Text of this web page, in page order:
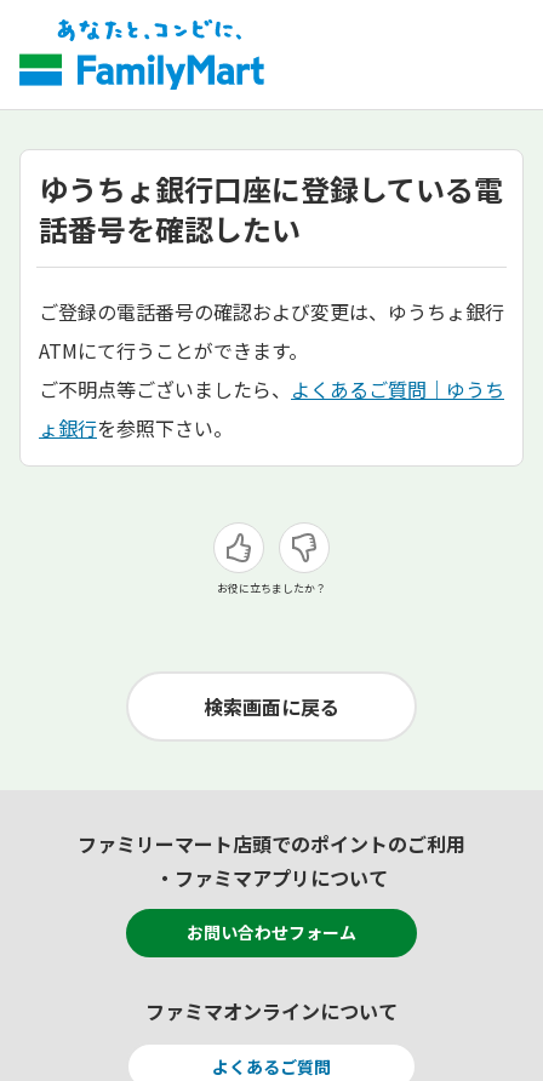
ゆうちょ銀行口座に登録している電
話番号を確認したい
ご登録の電話番号の確認および変更は、ゆうちょ銀行
ATMにて行うことができます。
ご不明点等ございましたら、 よくあるご質問｜ゆうち
ょ銀行を参照下さい。
お役に立ちましたか？
検索画面に戻る
ファミリーマート店頭でのポイントのご利用
・ファミマアプリについて
お問い合わせフォーム
ファミマオンラインについて
よくあるご質問